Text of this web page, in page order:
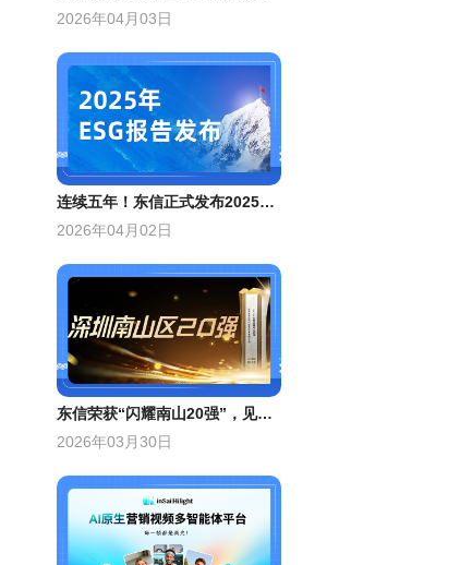
2026年04月03日
连续五年！东信正式发布2025年ESG报告
2026年04月02日
东信荣获“闪耀南山20强”，见证南山GDP破万亿里程碑！
2026年03月30日